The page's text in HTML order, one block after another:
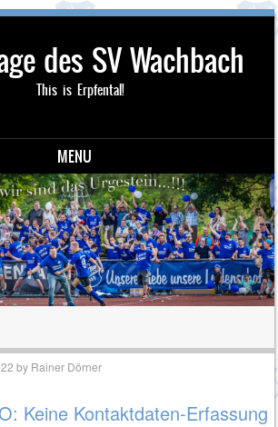
des SV Wachbach
This is Erpfental!
MENU
by Rainer Dörner
Keine Kontaktdaten-Erfassung